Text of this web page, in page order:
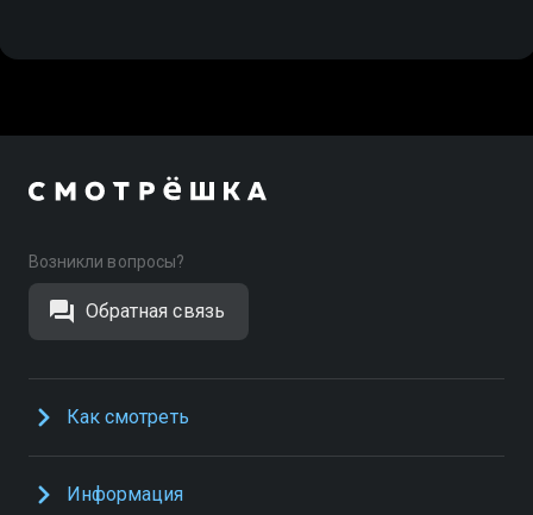
Возникли вопросы?
Обратная связь
Как смотреть
Информация